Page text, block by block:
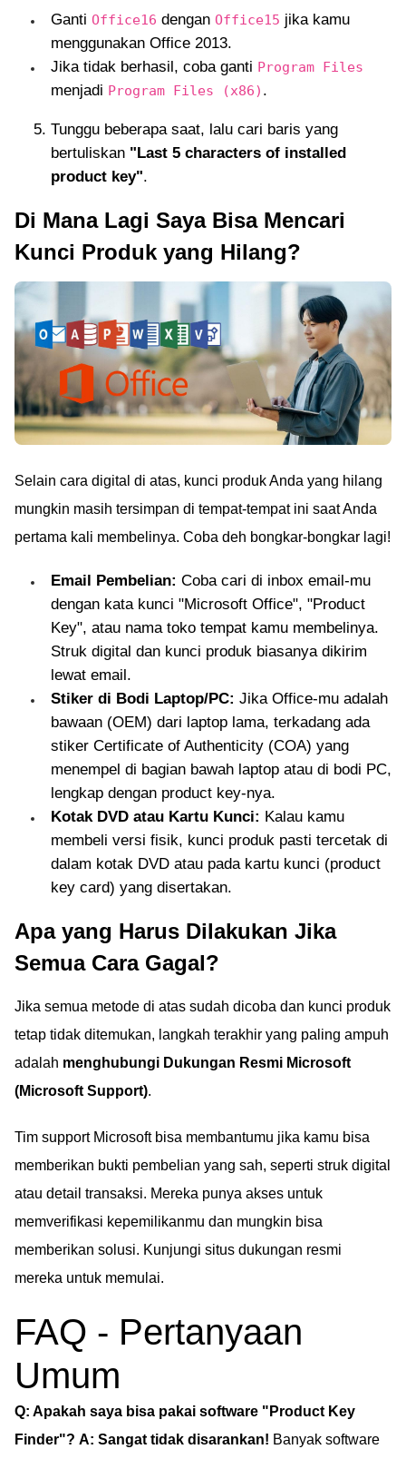
Ganti Office16 dengan Office15 jika kamu
menggunakan Office 2013.
Jika tidak berhasil, coba ganti Program Files
menjadi Program Files (x86) .
Tunggu beberapa saat, lalu cari baris yang
bertuliskan "Last 5 characters of installed
product key".
Di Mana Lagi Saya Bisa Mencari
Kunci Produk yang Hilang?
Selain cara digital di atas, kunci produk Anda yang hilang
mungkin masih tersimpan di tempat-tempat ini saat Anda
pertama kali membelinya. Coba deh bongkar-bongkar lagi!
Email Pembelian: Coba cari di inbox email-mu
dengan kata kunci "Microsoft Office", "Product
Key", atau nama toko tempat kamu membelinya.
Struk digital dan kunci produk biasanya dikirim
lewat email.
Stiker di Bodi Laptop/PC: Jika Office-mu adalah
bawaan (OEM) dari laptop lama, terkadang ada
stiker Certificate of Authenticity (COA) yang
menempel di bagian bawah laptop atau di bodi PC,
lengkap dengan product key-nya.
Kotak DVD atau Kartu Kunci: Kalau kamu
membeli versi fisik, kunci produk pasti tercetak di
dalam kotak DVD atau pada kartu kunci (product
key card) yang disertakan.
Apa yang Harus Dilakukan Jika
Semua Cara Gagal?
Jika semua metode di atas sudah dicoba dan kunci produk
tetap tidak ditemukan, langkah terakhir yang paling ampuh
adalah menghubungi Dukungan Resmi Microsoft
(Microsoft Support).
Tim support Microsoft bisa membantumu jika kamu bisa
memberikan bukti pembelian yang sah, seperti struk digital
atau detail transaksi. Mereka punya akses untuk
memverifikasi kepemilikanmu dan mungkin bisa
memberikan solusi. Kunjungi situs dukungan resmi
mereka untuk memulai.
FAQ - Pertanyaan
Umum
Q: Apakah saya bisa pakai software "Product Key
Finder"? A: Sangat tidak disarankan! Banyak software